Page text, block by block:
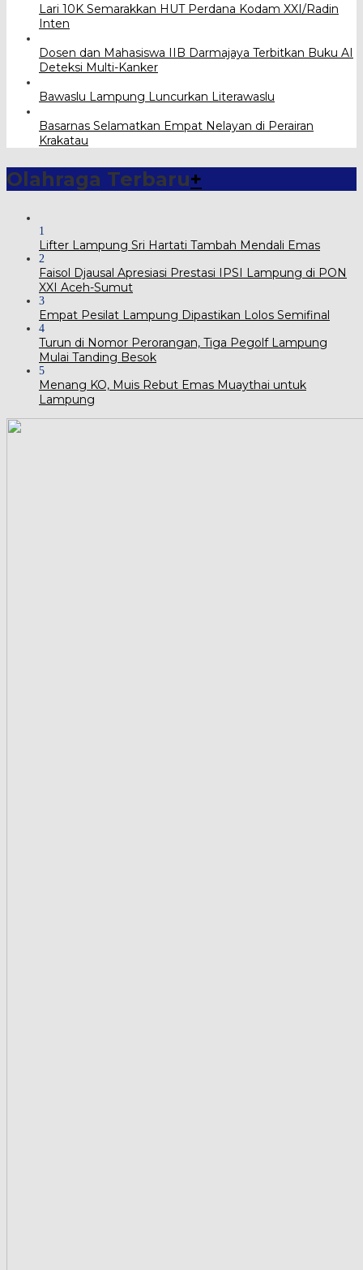
Lari 10K Semarakkan HUT Perdana Kodam XXI/Radin
Inten
Dosen dan Mahasiswa IIB Darmajaya Terbitkan Buku AI
Deteksi Multi-Kanker
Bawaslu Lampung Luncurkan Literawaslu
Basarnas Selamatkan Empat Nelayan di Perairan
Krakatau
Olahraga Terbaru+
1
Lifter Lampung Sri Hartati Tambah Mendali Emas
2
Faisol Djausal Apresiasi Prestasi IPSI Lampung di PON
XXI Aceh-Sumut
3
Empat Pesilat Lampung Dipastikan Lolos Semifinal
4
Turun di Nomor Perorangan, Tiga Pegolf Lampung
Mulai Tanding Besok
5
Menang KO, Muis Rebut Emas Muaythai untuk
Lampung